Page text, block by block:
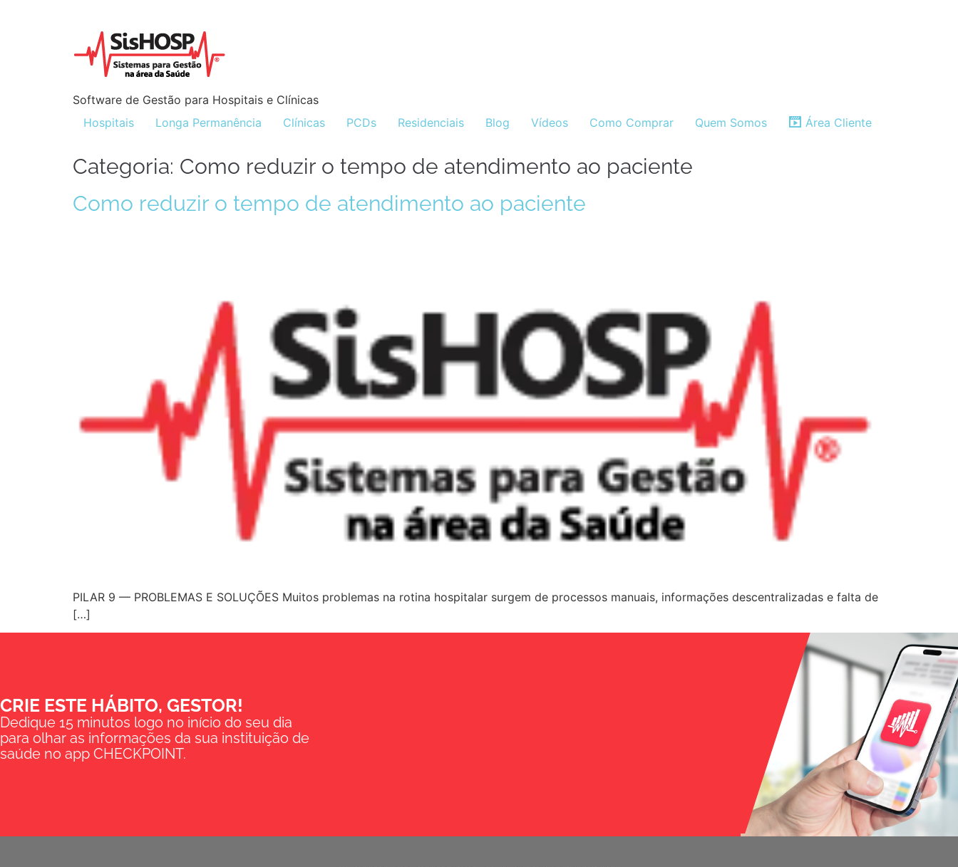
Software de Gestão para Hospitais e Clínicas
Hospitais
Longa Permanência Clínicas PCDs Residenciais Blog Vídeos Como Comprar Quem Somos Área Cliente
Categoria: Como reduzir o tempo de atendimento ao paciente
Como reduzir o tempo de atendimento ao paciente
PILAR 9 — PROBLEMAS E SOLUÇÕES Muitos problemas na rotina hospitalar surgem de processos manuais, informações descentralizadas e falta de
[…]
CRIE ESTE HÁBITO, GESTOR!
Dedique 15 minutos logo no início do seu dia
para olhar as informações da sua instituição de
saúde no app CHECKPOINT.